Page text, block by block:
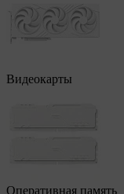
Видеокарты
Оперативная память